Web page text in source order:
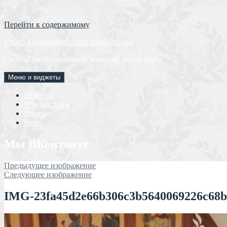
Перейти к содержимому
Спасо-Преображенский храм, Усолье
Спасо-Преображенский женский монастырь
Меню и виджеты
Новости
О монастыре
Видео
Фото
Мы ВКонтакте
Предыдущее изображение
Следующее изображение
IMG-